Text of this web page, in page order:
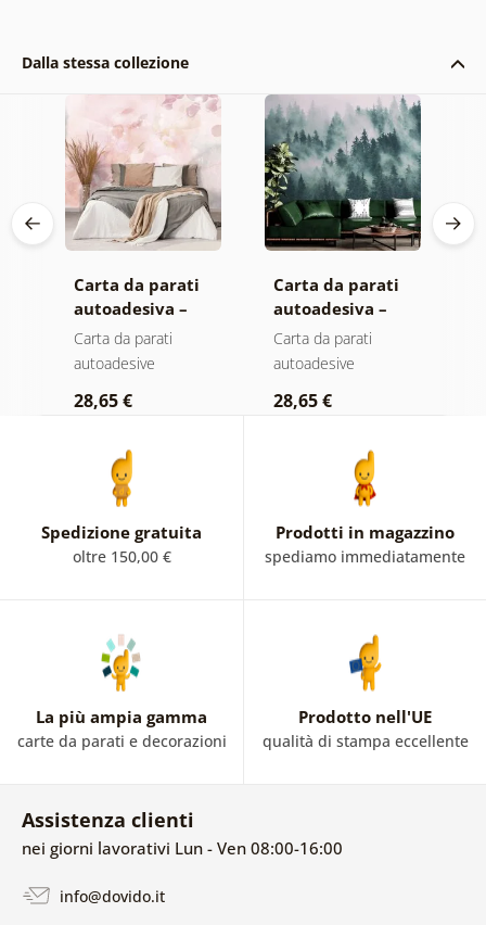
Dalla stessa collezione
Carta da parati
autoadesiva –
Foglie con
sfumatura
Carta da parati
autoadesive
28,65 €
Carta da parati
autoadesiva –
Foresta nella
nebbia
Carta da parati
autoadesive
28,65 €
Spedizione gratuita
oltre 150,00 €
Prodotti in magazzino
spediamo immediatamente
La più ampia gamma
carte da parati e decorazioni
Prodotto nell'UE
qualità di stampa eccellente
Assistenza clienti
nei giorni lavorativi Lun - Ven 08:00-16:00
info@dovido.it